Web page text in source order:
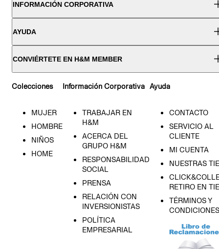
INFORMACIÓN CORPORATIVA
AYUDA
CONVIÉRTETE EN H&M MEMBER
Colecciones
MUJER
HOMBRE
NIÑOS
HOME
Información Corporativa
TRABAJAR EN
H&M
ACERCA DEL
GRUPO H&M
RESPONSABILIDAD
SOCIAL
PRENSA
RELACIÓN CON
INVERSIONISTAS
POLÍTICA
EMPRESARIAL
Ayuda
CONTACTO
SERVICIO AL
CLIENTE
MI CUENTA
NUESTRAS
RETIRO EN
TÉRMINOS Y
CONDICIONES